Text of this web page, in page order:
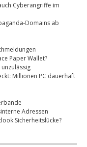
Cyberangriffe im
Domains ab
Paper Wallet?
Millionen PC dauerhaft
Adressen
Sicherheitslücke?